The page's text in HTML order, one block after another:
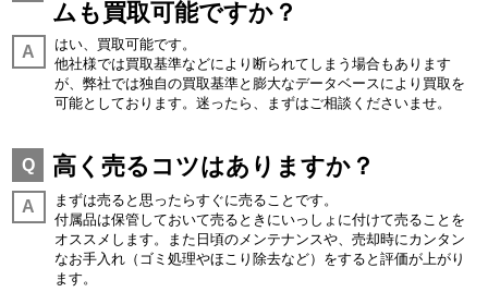
ムも買取可能ですか？
A
はい、買取可能です。
他社様では買取基準などにより断られてしまう場合もあります
が、弊社では独自の買取基準と膨大なデータベースにより買取を
可能としております。迷ったら、まずはご相談くださいませ。
Q 高く売るコツはありますか？
A
まずは売ると思ったらすぐに売ることです。
付属品は保管しておいて売るときにいっしょに付けて売ることを
オススメします。また日頃のメンテナンスや、売却時にカンタン
なお手入れ（ゴミ処理やほこり除去など）をすると評価が上がり
ます。